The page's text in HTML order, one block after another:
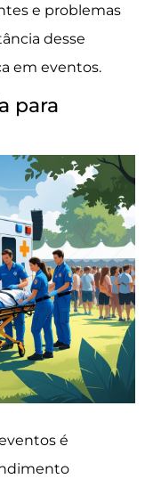
e problemas
desse
em eventos.
para
é